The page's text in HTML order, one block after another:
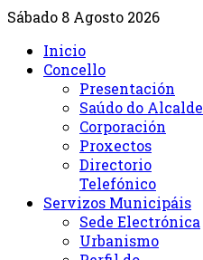
Sábado 8 Agosto 2026
Inicio
Concello
Presentación
Saúdo do Alcalde
Corporación
Proxectos
Directorio
Telefónico
Servizos Municipáis
Sede Electrónica
Urbanismo